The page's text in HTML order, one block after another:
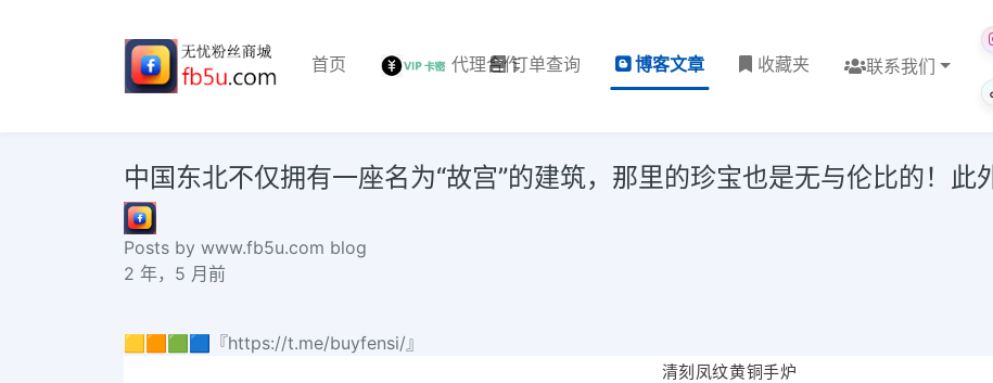
首页 代理合作订单查询 博客文章 收藏夹 联系我们
中国东北不仅拥有一座名为“故宫”的建筑，那里的珍宝也是无与伦比的！此
Posts by www.fb5u.com blog
2 年，5 月前
🟨🟧🟩🟦『https://t.me/buyfensi/』
清刻凤纹黄铜手炉